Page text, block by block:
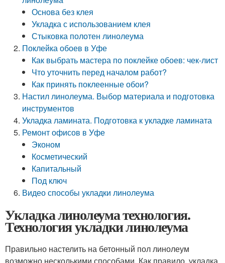
Основа без клея
Укладка с использованием клея
Стыковка полотен линолеума
Поклейка обоев в Уфе
Как выбрать мастера по поклейке обоев: чек-лист
Что уточнить перед началом работ?
Как принять поклеенные обои?
Настил линолеума. Выбор материала и подготовка
инструментов
Укладка ламината. Подготовка к укладке ламината
Ремонт офисов в Уфе
Эконом
Косметический
Капитальный
Под ключ
Видео способы укладки линолеума
Укладка линолеума технология.
Технология укладки линолеума
Правильно настелить на бетонный пол линолеум